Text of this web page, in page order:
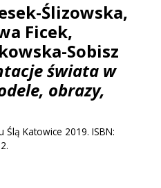
Ślizowska,
Ficek,
Sobisz
świata w
obrazy,
Katowice 2019. ISBN: